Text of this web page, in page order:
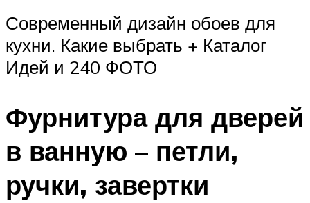
Современный дизайн обоев для
кухни. Какие выбрать + Каталог
Идей и 240 ФОТО
Фурнитура для дверей
в ванную – петли,
ручки, завертки